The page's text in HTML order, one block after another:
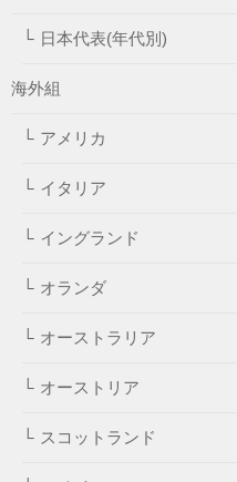
日本代表(年代別)
海外組
アメリカ
イタリア
イングランド
オランダ
オーストラリア
オーストリア
スコットランド